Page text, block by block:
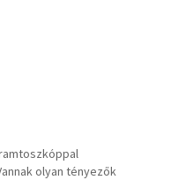
olyan tényezők